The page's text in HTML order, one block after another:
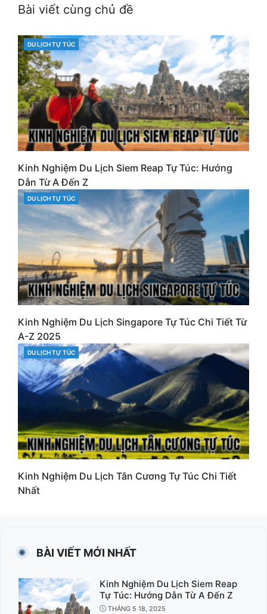
Bài viết cùng chủ đề
CATEGORIES
DU LỊCH TỰ TÚC
Kinh Nghiệm Du Lịch Siem Reap Tự Túc: Hướng
Dẫn Từ A Đến Z
CATEGORIES
DU LỊCH TỰ TÚC
Kinh Nghiệm Du Lịch Singapore Tự Túc Chi Tiết Từ
A-Z 2025
CATEGORIES
DU LỊCH TỰ TÚC
Kinh Nghiệm Du Lịch Tân Cương Tự Túc Chi Tiết
Nhất
BÀI VIẾT MỚI NHẤT
Kinh Nghiệm Du Lịch Siem Reap
Tự Túc: Hướng Dẫn Từ A Đến Z
THÁNG 5 18, 2025